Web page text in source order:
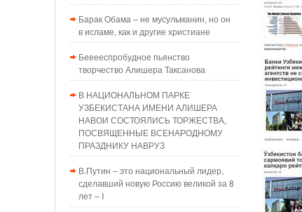
Барак Обама – не мусульманин, но он
в исламе, как и другие христиане
Бееееспробудное пьянство
творчество Алишера Таксанова
В НАЦИОНАЛЬНОМ ПАРКЕ
УЗБЕКИСТАНА ИМЕНИ АЛИШЕРА
НАВОИ СОСТОЯЛИСЬ ТОРЖЕСТВА,
ПОСВЯЩЕННЫЕ ВСЕНАРОДНОМУ
ПРАЗДНИКУ НАВРУЗ
В.Путин – это национальный лидер,
сделавший новую Россию великой за 8
лет – I